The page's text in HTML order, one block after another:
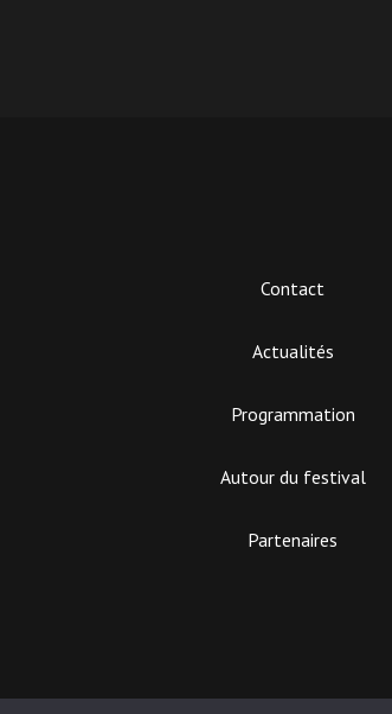
Contact
Actualités
Programmation
Autour du festival
Partenaires